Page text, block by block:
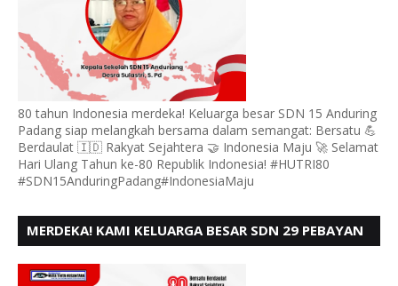
80 tahun Indonesia merdeka! Keluarga besar SDN 15 Anduring
Padang siap melangkah bersama dalam semangat: Bersatu 💪
Berdaulat 🇮🇩 Rakyat Sejahtera 🤝 Indonesia Maju 🚀 Selamat
Hari Ulang Tahun ke-80 Republik Indonesia! #HUTRI80
#SDN15AnduringPadang#IndonesiaMaju
MERDEKA! KAMI KELUARGA BESAR SDN 29 PEBAYAN